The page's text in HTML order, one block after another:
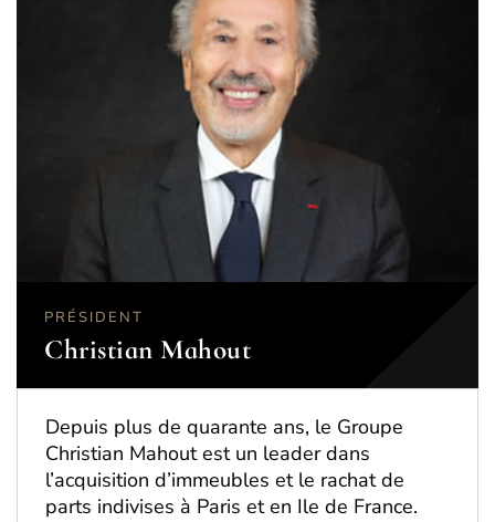
PRÉSIDENT
Christian Mahout
Depuis plus de quarante ans, le Groupe
Christian Mahout est un leader dans
l’acquisition d’immeubles et le rachat de
parts indivises à Paris et en Ile de France.